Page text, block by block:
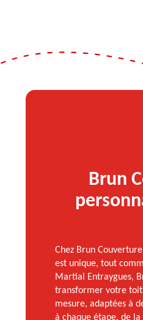
Brun
Chez Brun
est unique, tout
Martial Entraygues,
transformer votre
mesure, adaptées à
à chaque étape, de